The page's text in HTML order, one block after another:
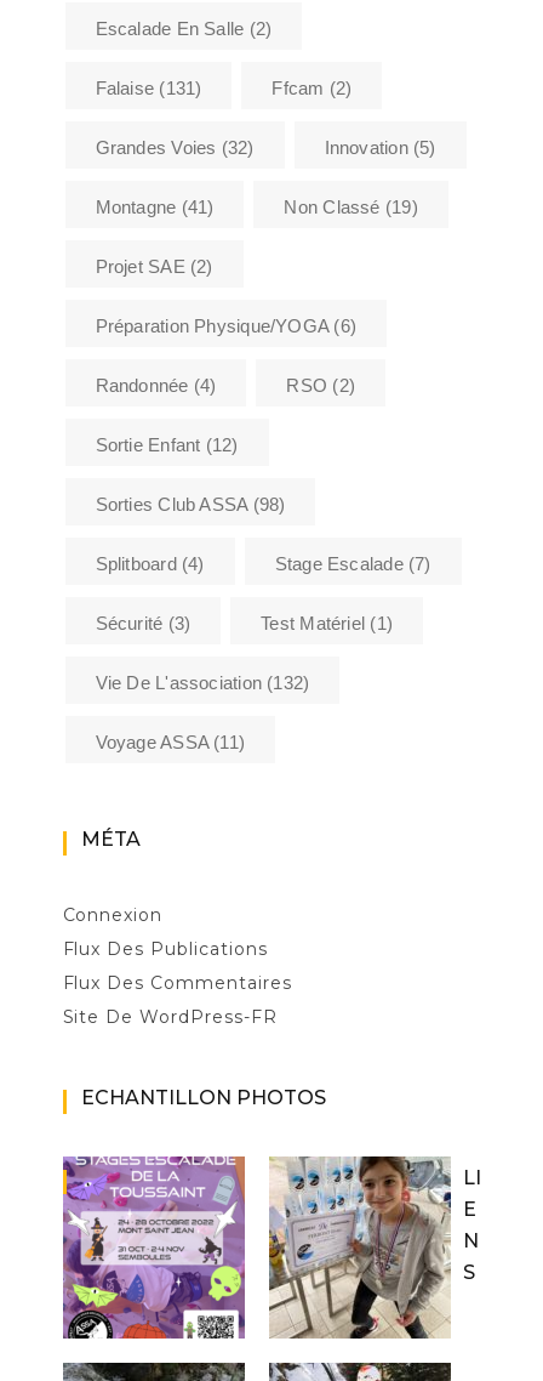
Escalade En Salle (2)
Falaise (131) Ffcam (2)
Grandes Voies (32) Innovation(5)
Montagne (41) Non Classé (19)
Projet SAE (2)
Préparation Physique/YOGA(6)
Randonnée (4) RSO (2)
Sortie Enfant (12)
Sorties Club ASSA(98)
Splitboard(4) Stage Escalade(7)
Sécurité (3) Test Matériel (1)
Vie De L'association (132)
Voyage ASSA(11)
MÉTA
Connexion
Flux Des Publications
Flux Des Commentaires
Site De WordPress-FR
ECHANTILLON PHOTOS
LI
E
N
S